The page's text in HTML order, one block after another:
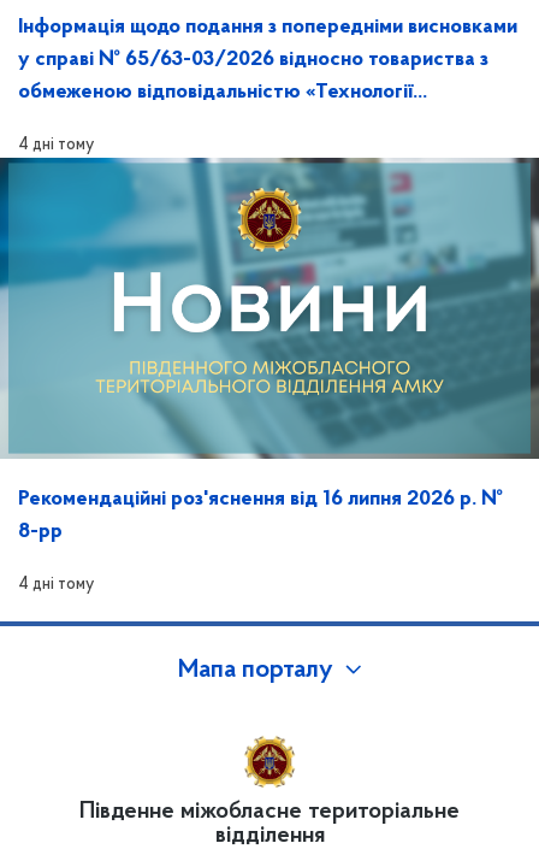
Інформація щодо подання з попередніми висновками
у справі № 65/63-03/2026 відносно товариства з
обмеженою відповідальністю «Технології
4 дні тому
Рекомендаційні роз'яснення від 16 липня 2026 р. №
8-рр
4 дні тому
Мапа порталу
Південне міжобласне територіальне
відділення